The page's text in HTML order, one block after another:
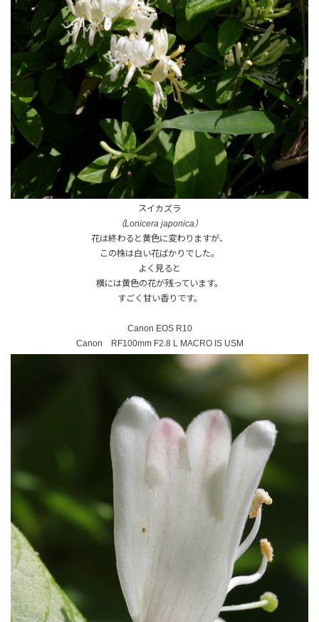
スイカズラ
（Lonicera japonica）
花は終わると黄色に変わりますが、
この株は白い花ばかりでした。
よく見ると
横には黄色の花が残っています。
すごく甘い香りです。
Canon EOS R10
Canon RF100mm F2.8 L MACRO IS USM